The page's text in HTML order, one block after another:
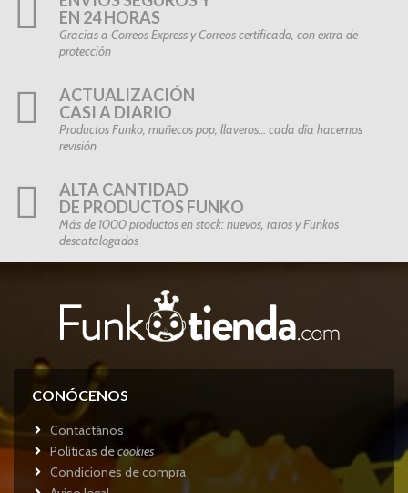
EN 24 HORAS
Gracias a Correos Express y Correos certificado, con extra de
protección
ACTUALIZACIÓN
CASI A DIARIO
Productos Funko, muñecos pop, llaveros… cada día hacemos
revisión
ALTA CANTIDAD
DE PRODUCTOS FUNKO
Más de 1000 productos en stock: nuevos, raros y Funkos
descatalogados
CONÓCENOS
Contactános
Políticas decookies
Condiciones de compra